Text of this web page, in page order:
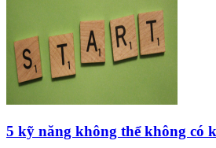
5 kỹ năng không thể không có